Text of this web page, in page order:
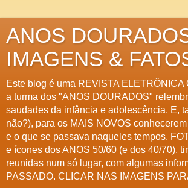
ANOS
IMAGENS &
Este blog é uma REVISTA ELETRÔNICA
a turma dos "ANOS DOURADOS"
saudades da infância e adolescência. E,
não?), para os MAIS NOVOS
e o que se passava naqueles tempos.
e ícones dos ANOS 50/60 (e dos 40/70),
reunidas num só lugar, com algumas
PASSADO. CLICAR NAS IMAGENS